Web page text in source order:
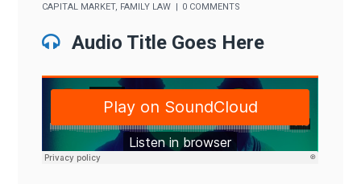
CAPITAL MARKET, FAMILY LAW 0 COMMENTS
Audio Title Goes Here